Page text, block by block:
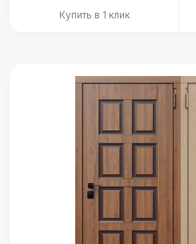
Купить в 1 клик